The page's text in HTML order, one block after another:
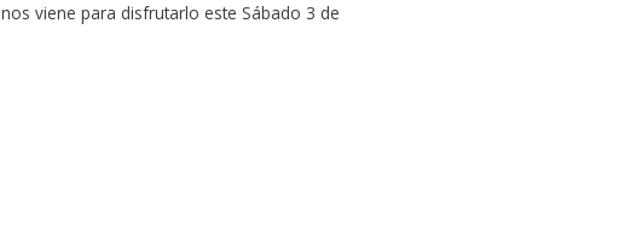
nos viene para disfrutarlo este Sábado 3 de